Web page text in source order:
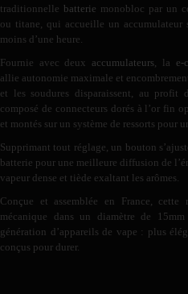
traditionnelle batterie monobloc par un
ou titane, qui accueille un accumulateur
moins d’une heure.
Fournie avec deux accumulateurs , la e-
allie autonomie maximale et
et les soudures disparaissent, au profit
composé de connecteurs dorés à l’or fin
et montés sur un système de ressorts pour
Supprimant tout réglage, un bouton
batterie pour une meilleure diffusion de
vapeur dense et tiède exaltant les arômes.
Conçue et assemblée en France, cette
mécanique dans un diamètre de
génération d’appareils de vape : plus
conçus pour durer.